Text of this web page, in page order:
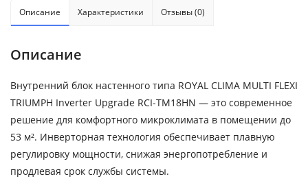
Описание Характеристики Отзывы (0)
Описание
Внутренний блок настенного типа ROYAL CLIMA MULTI FLEXI
TRIUMPH Inverter Upgrade RCI-TM18HN — это современное
решение для комфортного микроклимата в помещении до
53 м². Инверторная технология обеспечивает плавную
регулировку мощности, снижая энергопотребление и
продлевая срок службы системы.